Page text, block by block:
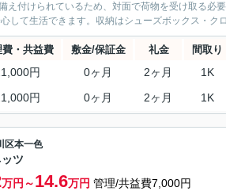
え付けられているため、対面で荷物を受け取る必
して生活できます。収納はシューズボックス・ク
費・共益費 敷金/保証金 礼金 間取り
円 0ヶ月 2ヶ月 1K
円 0ヶ月 2ヶ月 1K
区本一色
ツ
万円～14.6万円 管理/共益費7,000円